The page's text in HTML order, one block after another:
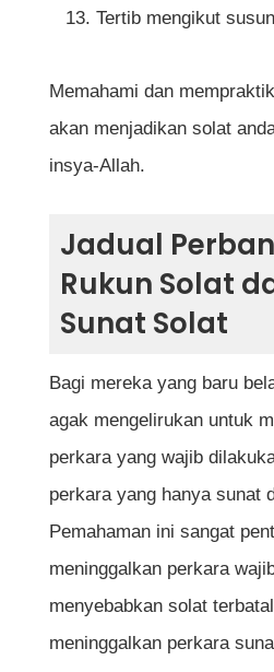
Tertib mengikut
Memahami dan
akan menjadikan solat
insya-Allah.
Jadual
Rukun Solat
Sunat Solat
Bagi mereka yang baru
agak mengelirukan untuk
perkara yang wajib
perkara yang hanya sunat
Pemahaman ini sangat
meninggalkan perkara
menyebabkan solat
meninggalkan perkara